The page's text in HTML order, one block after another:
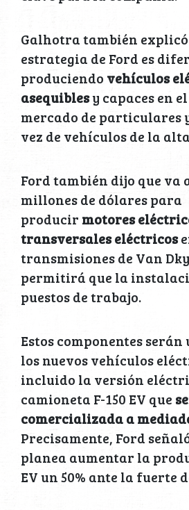
Galhotra también explicó
estrategia de Ford es
produciendo vehículos
asequiblesy capaces en
mercado de particulares
vez de vehículos de la
Ford también dijo que va
millones de dólares para
producir motores
transversales eléctricos
transmisiones de Van
permitirá que la
puestos de trabajo.
Estos componentes
los nuevos vehículos
incluido la versión
camioneta F-150 EV que
comercializada a
Precisamente, Ford
planea aumentar la
EV un 50% ante la fuerte